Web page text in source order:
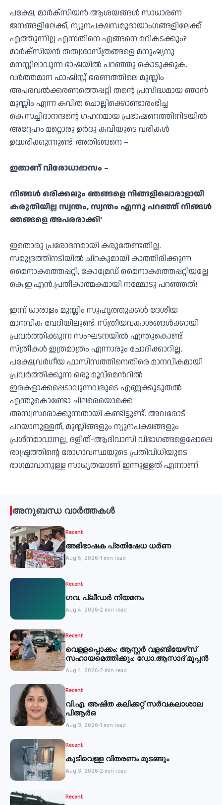
പക്ഷേ, മാർക്സിയൻ ആശയങ്ങൾ സാധാരണ
ജനങ്ങളിലേക്ക്, ന്യൂനപക്ഷസമുദായാംഗങ്ങളിലേക്ക്
എത്തുന്നില്ല എന്നതിനെ എങ്ങനെ മറികടക്കും?
മാർക്സിയൻ തത്വശാസ്ത്രങ്ങളെ മനുഷ്യനു
മനസ്സിലാവുന്ന ഭാഷയിൽ പറഞ്ഞു കൊടുക്കുക.
വർത്തമാന ഫാഷിസ്റ്റ് ഭരണത്തിലെ മുസ്ലിം
അപരവൽക്കരണത്തെപ്പറ്റി തൻ്റെ പ്രസിദ്ധമായ ഞാൻ
മുസ്ലിം എന്ന കവിത ചൊല്ലിക്കൊണ്ടാരംഭിച്ച
കെ.സച്ചിദാനന്ദൻ്റെ ഗഹനമായ പ്രഭാഷണത്തിനിടയിൽ
അദ്ദേഹം മറ്റൊരു ഉർദു കവിയുടെ വരികൾ
ഉദ്ധരിക്കുന്നുണ്ട്. അതിങ്ങനെ –
ഇതാണ് വിരോധാഭാസം –
നിങ്ങൾ ഒരിക്കലും ഞങ്ങളെ നിങ്ങളിലൊരാളായി
കരുതിയില്ല സ്വന്തം, സ്വന്തം എന്നു പറഞ്ഞ് നിങ്ങൾ
ഞങ്ങളെ അപരരാക്കി’
ഇതൊരു പ്രരോദനമായി കരുതേണ്ടതില്ല.
സമുദ്രത്തിനടിയിൽ ചിറകുമായി കാത്തിരിക്കുന്ന
മൈനാകത്തെപ്പറ്റി, കോമ്രേഡ് മൈനാകത്തെപ്പറ്റിയല്ലേ
കെ.ഇ.എൻ.പ്രതീകാത്മകമായി നമ്മോടു പറഞ്ഞത്!
ഇന്ന് ധാരാളം മുസ്ലിം സുഹൃത്തുക്കൾ ദേശീയ
മാനവിക വേദിയിലുണ്ട്. സ്ത്രീയവകാശങ്ങൾക്കായി
പ്രവർത്തിക്കുന്ന സംഘടനയിൽ എന്തുകൊണ്ട്
സ്ത്രീകൾ ഇത്രമാത്രം എന്നാരും ചോദിക്കാറില്ല.
പക്ഷേ,വർഗീയ ഫാസിസത്തിനെതിരെ മാനവികമായി
പ്രവർത്തിക്കുന്ന ഒരു മൂവ്മെൻറിൽ
ഇരകളാക്കപ്പെടാവുന്നവരുടെ എണ്ണക്കൂടുതൽ
എന്തുകൊണ്ടോ ചിലരെയൊക്കെ
അസ്വസ്ഥരാക്കുന്നതായി കണ്ടിട്ടുണ്ട്. അവരോട്
പറയാനുള്ളത്, മുസ്ലിങ്ങളും ന്യൂനപക്ഷങ്ങളും
പ്രശ്നമാവാനല്ല, ദളിത്-ആദിവാസി വിഭാഗങ്ങളെപ്പോലെ
രാഷ്ട്രത്തിൻ്റെ രോഗാവസ്ഥയുടെ പ്രതിവിധിയുടെ
ഭാഗമാവാനുള്ള സാധ്യതയാണ് ഇന്നുള്ളത് എന്നാണ്.
അനുബന്ധ വാർത്തകൾ
Recent
അഭിഭാഷക പ്രതിഷേധ ധർണ
Aug 5, 2026 1 min read
Recent
ഗവ. പ്ലീഡർ നിയമനം
Aug 4, 2026 2 min read
Recent
വെള്ളപ്പൊക്കം: ആസ്റ്റര്‍ വളണ്ടിയേഴ്‌സ്
സഹായമെത്തിക്കും: ഡോ.ആസാദ് മൂപ്പന്‍
Aug 4, 2026 2 min read
Recent
വി.എ. അഷിത കലിക്കറ്റ് സർവകലാശാല
പിആർഒ
Aug 3, 2026 1 min read
Recent
കുടിവെള്ള വിതരണം മുടങ്ങും
Aug 3, 2026 2 min read
Recent